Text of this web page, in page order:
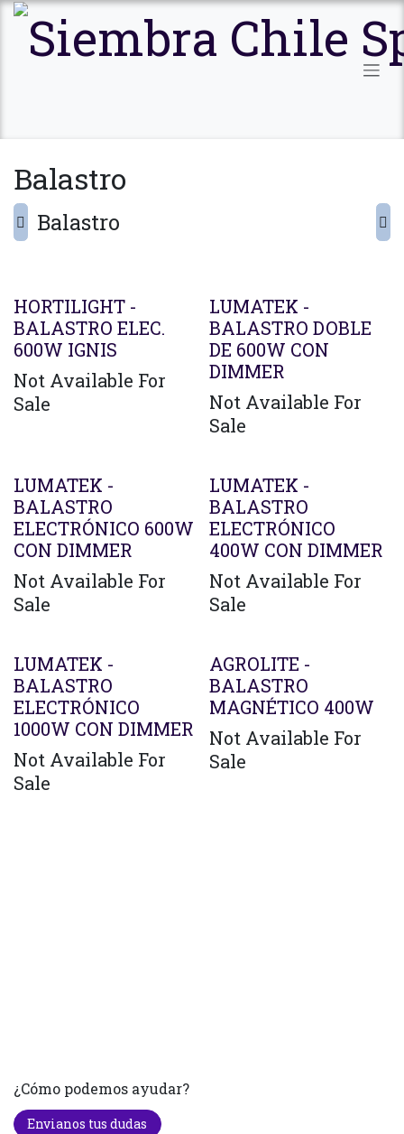
Ir al contenido
Balastro
Balastro
Agotado
HORTILIGHT -
BALASTRO ELEC.
600W IGNIS
Not Available For
Sale
LUMATEK -
BALASTRO DOBLE
DE 600W CON
DIMMER
Not Available For
Sale
LUMATEK -
BALASTRO
ELECTRÓNICO 600W
CON DIMMER
Not Available For
Sale
LUMATEK -
BALASTRO
ELECTRÓNICO
400W CON DIMMER
Not Available For
Sale
LUMATEK -
BALASTRO
ELECTRÓNICO
1000W CON DIMMER
Not Available For
Sale
AGROLITE -
BALASTRO
MAGNÉTICO 400W
Not Available For
Sale
¿Cómo podemos ayudar?
Envianos tus dudas